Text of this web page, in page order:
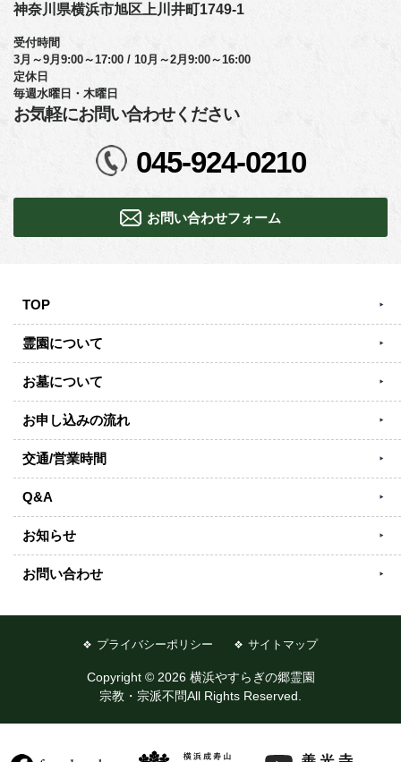
神奈川県横浜市旭区上川井町1749-1
受付時間
3月～9月9:00～17:00 / 10月～2月9:00～16:00
定休日
毎週水曜日・木曜日
お気軽にお問い合わせください
045-924-0210
お問い合わせフォーム
TOP
霊園について
お墓について
お申し込みの流れ
交通/営業時間
Q&A
お知らせ
お問い合わせ
プライバシーポリシー サイトマップ
Copyright © 2026 横浜やすらぎの郷霊園
宗教・宗派不問All Rights Reserved.